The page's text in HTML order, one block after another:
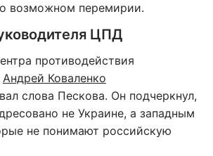
возможном перемирии.
ЦПД
противодействия
Андрей Коваленко
слова Пескова. Он подчеркнул,
не Украине, а западным
не понимают российскую